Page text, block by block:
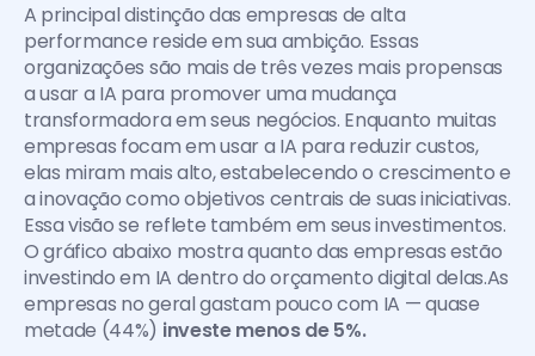
A principal distinção das empresas de alta
performance reside em sua ambição. Essas
organizações são mais de três vezes mais propensas
a usar a IA para promover uma mudança
transformadora em seus negócios. Enquanto muitas
empresas focam em usar a IA para reduzir custos,
elas miram mais alto, estabelecendo o crescimento e
a inovação como objetivos centrais de suas iniciativas.
Essa visão se reflete também em seus investimentos.
O gráfico abaixo mostra quanto das empresas estão
investindo em IA dentro do orçamento digital delas.As
empresas no geral gastam pouco com IA — quase
metade (44%) investe menos de 5%.